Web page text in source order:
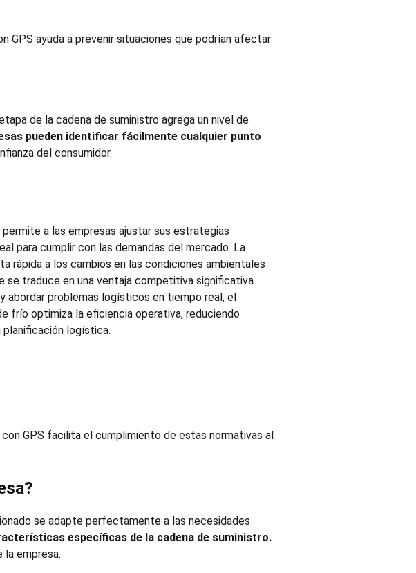
GPS ayuda a prevenir situaciones que podrían afectar
de la cadena de suministro agrega un nivel de
pueden identificar fácilmente cualquier punto
del consumidor.
permite a las empresas ajustar sus estrategias
para cumplir con las demandas del mercado. La
rápida a los cambios en las condiciones ambientales
se traduce en una ventaja competitiva significativa.
abordar problemas logísticos en tiempo real, el
frío optimiza la eficiencia operativa, reduciendo
logística.
GPS facilita el cumplimiento de estas normativas al
se adapte perfectamente a las necesidades
específicas de la cadena de suministro.
empresa.